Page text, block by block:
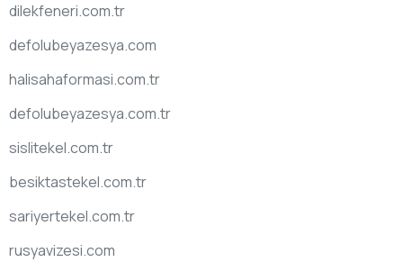
dilekfeneri.com.tr
defolubeyazesya.com
halisahaformasi.com.tr
defolubeyazesya.com.tr
sislitekel.com.tr
besiktastekel.com.tr
sariyertekel.com.tr
rusyavizesi.com